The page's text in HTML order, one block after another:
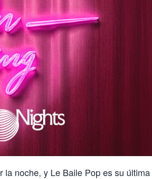
noche, y Le Baile Pop es su última